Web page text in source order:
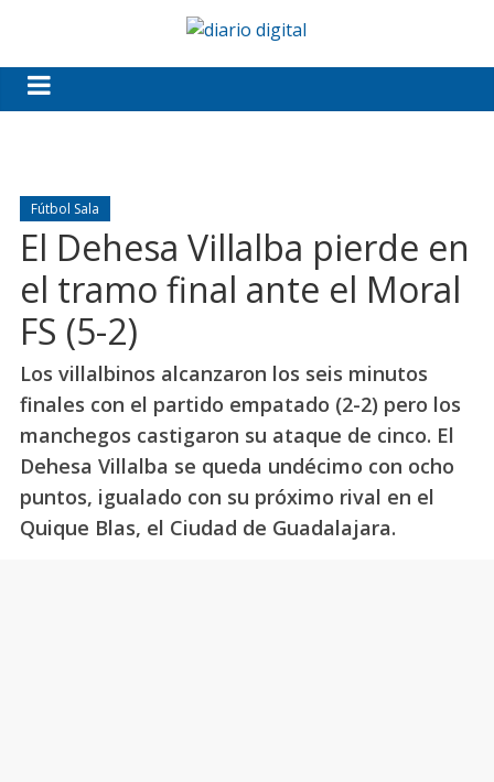
Fútbol Sala
El Dehesa Villalba pierde en
el tramo final ante el Moral
FS (5-2)
Los villalbinos alcanzaron los seis minutos
finales con el partido empatado (2-2) pero los
manchegos castigaron su ataque de cinco. El
Dehesa Villalba se queda undécimo con ocho
puntos, igualado con su próximo rival en el
Quique Blas, el Ciudad de Guadalajara.